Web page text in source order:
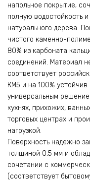
напольное покрытие,
полную водостойкость
натурального дерева.
чистого каменно-
80% из карбоната
соединений. Материал
соответствует
КМ5 и на 100% устойчив
универсальным
кухнях, прихожих,
торговых центрах и
нагрузкой.
Поверхность надежно
толщиной 0,5 мм и
сочетании с
(соответствует